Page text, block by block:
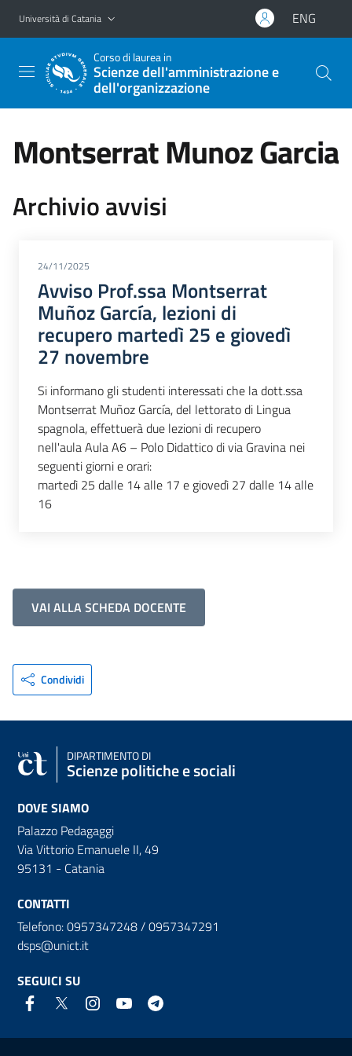
Vai al contenuto principale
Vai al menu di navigazione
Università di Catania ENG
Corso di laurea in
Scienze dell'amministrazione e
dell'organizzazione
Montserrat Munoz Garcia
Archivio avvisi
24/11/2025
Avviso Prof.ssa Montserrat
Muñoz García, lezioni di
recupero martedì 25 e giovedì
27 novembre
Si informano gli studenti interessati che la dott.ssa
Montserrat Muñoz García, del lettorato di Lingua
spagnola, effettuerà due lezioni di recupero
nell'aula Aula A6 – Polo Didattico di via Gravina nei
seguenti giorni e orari:
martedì 25 dalle 14 alle 17 e giovedì 27 dalle 14 alle
16
VAI ALLA SCHEDA DOCENTE
Condividi
DIPARTIMENTO DI
Scienze politiche e sociali
DOVE SIAMO
Palazzo Pedagaggi
Via Vittorio Emanuele II, 49
95131 - Catania
CONTATTI
Telefono: 0957347248 / 0957347291
dsps@unict.it
SEGUICI SU